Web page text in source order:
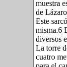
muestra
de
Este
misma.6
diversos
La torre
cuatro